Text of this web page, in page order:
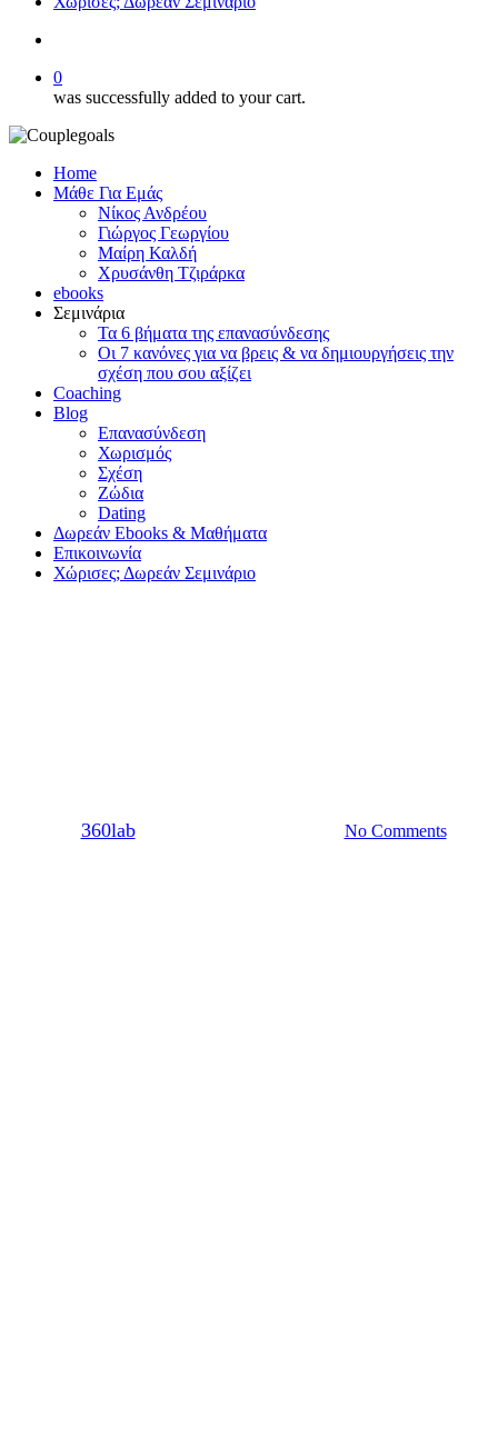
0
was successfully added to your cart.
Home
Μάθε Για Εμάς
Νίκος Ανδρέου
Γιώργος Γεωργίου
Μαίρη Καλδή
Χρυσάνθη Τζιράρκα
ebooks
Σεμινάρια
Τα 6 βήματα της επανασύνδεσης
Οι 7 κανόνες για να βρεις & να δημιουργήσεις την
σχέση που σου αξίζει
Coaching
Blog
Επανασύνδεση
Χωρισμός
Σχέση
Ζώδια
Dating
Δωρεάν Ebooks & Μαθήματα
Επικοινωνία
Χώρισες; Δωρεάν Σεμινάριο
360lab26/07/2021 No Comments